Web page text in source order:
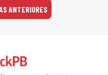
ANTERIORES